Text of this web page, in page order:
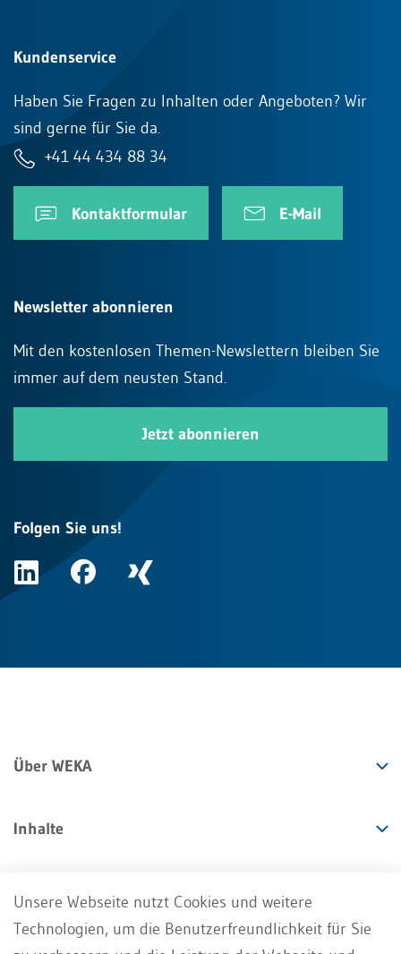
Kundenservice
Haben Sie Fragen zu Inhalten oder Angeboten? Wir
sind gerne für Sie da.
+41 44 434 88 34
Kontaktformular E-Mail
Newsletter abonnieren
Mit den kostenlosen Themen-Newslettern bleiben Sie
immer auf dem neusten Stand.
Jetzt abonnieren
Folgen Sie uns!
Über WEKA
Inhalte
Angebote
Unsere Webseite nutzt Cookies und weitere
Technologien, um die Benutzerfreundlichkeit für Sie